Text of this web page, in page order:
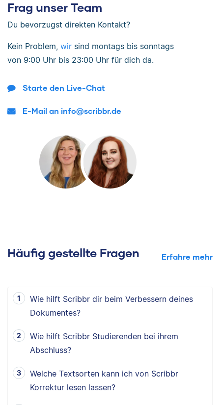
Frag unser Team
Du bevorzugst direkten Kontakt?
Kein Problem, wir sind montags bis sonntags
von 9:00 Uhr bis 23:00 Uhr für dich da.
Starte den Live-Chat
E-Mail an info@scribbr.de
Häufig gestellte Fragen Erfahre mehr
Wie hilft Scribbr dir beim Verbessern deines
Dokumentes?
Wie hilft Scribbr Studierenden bei ihrem
Abschluss?
Welche Textsorten kann ich von Scribbr
Korrektur lesen lassen?